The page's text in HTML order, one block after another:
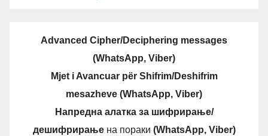
Advanced Cipher/Deciphering messages
(WhatsApp, Viber)
Mjet i Avancuar për Shifrim/Deshifrim
mesazheve (WhatsApp, Viber)
Напредна алатка за шифрирање/
дешифрирањена пораки (WhatsApp, Viber)